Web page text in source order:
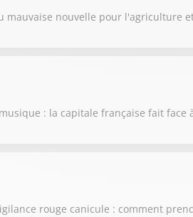
mauvaise nouvelle pour l'agriculture
: la capitale française fait
rouge canicule : comment